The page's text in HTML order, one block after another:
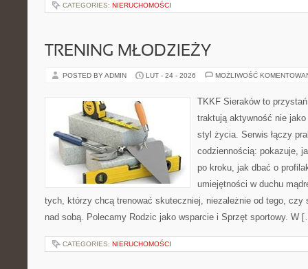
CATEGORIES: NIERUCHOMOŚCI
TRENING MŁODZIEŻY
POSTED BY ADMIN LUT - 24 - 2026 MOŻLIWOŚĆ
TKKF Sieraków to
traktują aktywność nie
styl życia. Serwis łączy
codziennością: pokazuje,
po kroku, jak dbać o
umiejętności w duchu
tych, którzy chcą trenować skuteczniej, niezależnie od tego, czy
nad sobą. Polecamy Rodzic jako wsparcie i Sprzęt sportowy. W
CATEGORIES: NIERUCHOMOŚCI